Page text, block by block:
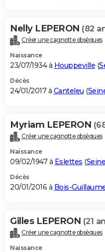
Nelly LEPERON (82
Créer une cagnotte obsèques
Naissance
23/07/1934 à Houppeville (
Décès
24/01/2017 à Canteleu (
Myriam LEPERON
Créer une cagnotte obsèques
Naissance
09/02/1947 à Eslettes (
Décès
20/01/2016 à Bois-
Gilles LEPERON (21
Créer une cagnotte obsèques
Naissance